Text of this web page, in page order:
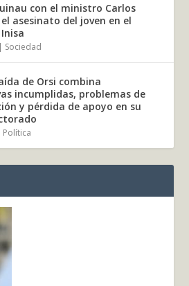
con el ministro Carlos
asesinato del joven en el
| Sociedad
de Orsi combina
incumplidas, problemas de
y pérdida de apoyo en su
Política